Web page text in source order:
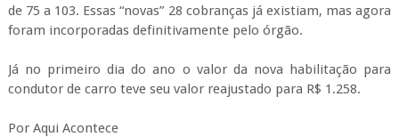
de 75 a 103. Essas “novas” 28 cobranças já existiam, mas agora
foram incorporadas definitivamente pelo órgão.
Já no primeiro dia do ano o valor da nova habilitação para
condutor de carro teve seu valor reajustado para R$ 1.258.
Por Aqui Acontece